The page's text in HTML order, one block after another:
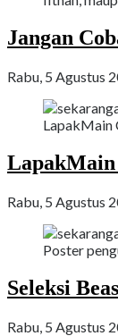
Jangan
Rabu, 5 Agustus
LapakMain
Rabu, 5 Agustus
Poster
Seleksi
Rabu, 5 Agustus